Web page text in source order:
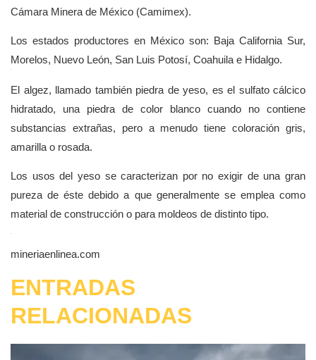
Cámara Minera de México (Camimex).
Los estados productores en México son: Baja California Sur,
Morelos, Nuevo León, San Luis Potosí, Coahuila e Hidalgo.
El algez, llamado también piedra de yeso, es el sulfato cálcico
hidratado, una piedra de color blanco cuando no contiene
substancias extrañas, pero a menudo tiene coloración gris,
amarilla o rosada.
Los usos del yeso se caracterizan por no exigir de una gran
pureza de éste debido a que generalmente se emplea como
material de construcción o para moldeos de distinto tipo.
mineriaenlinea.com
ENTRADAS
RELACIONADAS